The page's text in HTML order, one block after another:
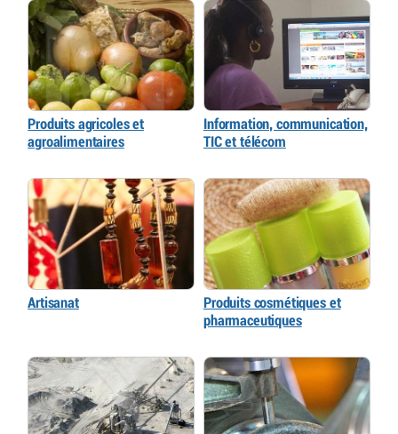
Produits agricoles et
agroalimentaires
Information, communication,
TIC et télécom
Artisanat
Produits cosmétiques et
pharmaceutiques